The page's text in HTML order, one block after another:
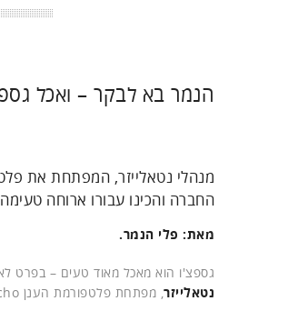
הנמר בא לבקר – ואכל
החברה והכינו עבורו ארוחה
מאת: פלי הנמר.
גספצ'ו הוא מאכל מאוד טעים – בפרט
נטאלייזר, מפתחת פלטפורמת הענן Gazpacho, שמנהליה אירחו אותי בהם באחרונה.